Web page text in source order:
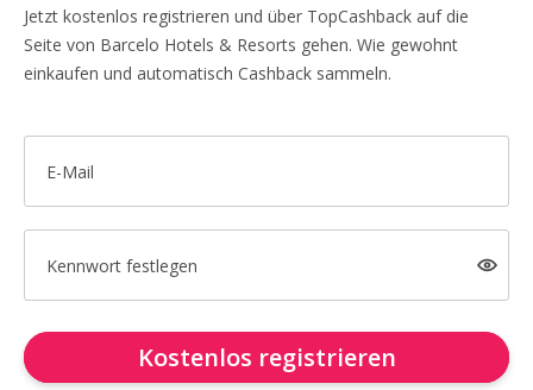
Jetzt kostenlos registrieren und über TopCashback auf die
Seite von Barcelo Hotels & Resorts gehen. Wie gewohnt
einkaufen und automatisch Cashback sammeln.
E-Mail
Kennwort festlegen
Kostenlos registrieren